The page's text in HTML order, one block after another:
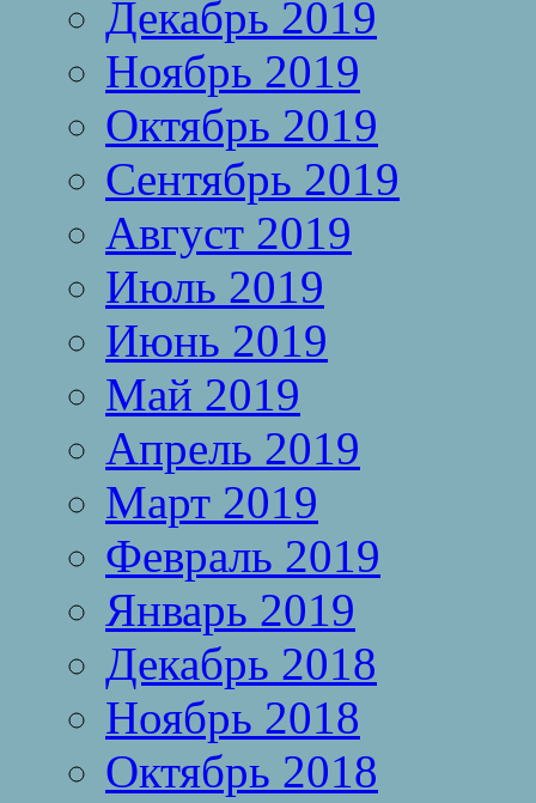
Декабрь 2019
Ноябрь 2019
Октябрь 2019
Сентябрь 2019
Август 2019
Июль 2019
Июнь 2019
Май 2019
Апрель 2019
Март 2019
Февраль 2019
Январь 2019
Декабрь 2018
Ноябрь 2018
Октябрь 2018